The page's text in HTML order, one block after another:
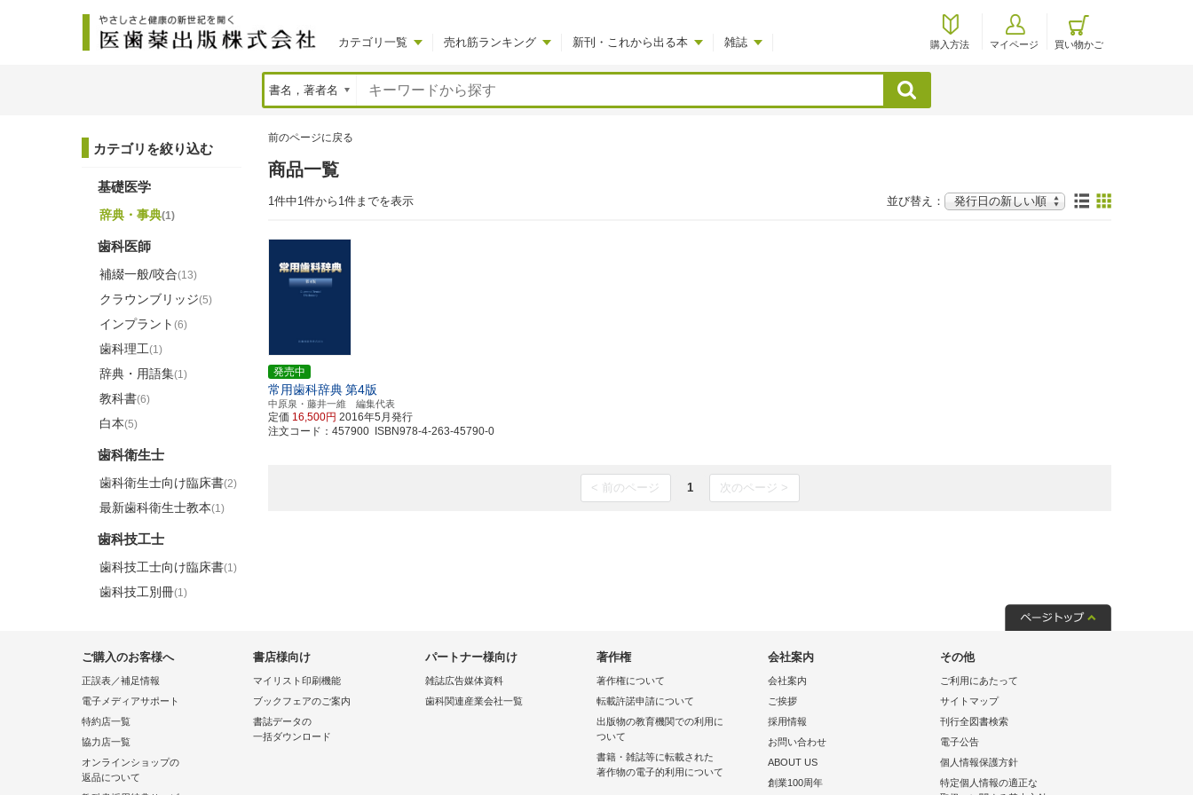
カテゴリ一覧 売れ筋ランキング 新刊・これから出る本 雑誌 購入方法 マイページ 買い物かご
検索
前のページに戻る
商品一覧
1件中1件から1件までを表示 並び替え：
発売中
常用歯科辞典第4版
中原泉・藤井一維 編集代表
定価 16,500円 2016年5月発行
注文コード：457900 ISBN978-4-263-45790-0
< 前のページ 1 次のページ >
カテゴリを絞り込む
基礎医学
辞典・事典(1)
歯科医師
補綴一般/咬合(13)
クラウンブリッジ(5)
インプラント (6)
歯科理工(1)
辞典・用語集(1)
教科書(6)
白本(5)
歯科衛生士
歯科衛生士向け臨床書(2)
最新歯科衛生士教本(1)
歯科技工士
歯科技工士向け臨床書(1)
歯科技工別冊(1)
ご購入のお客様へ
正誤表／補足情報
電子メディアサポート
特約店一覧
協力店一覧
オンラインショップの
返品について
書店様向け
マイリスト印刷機能
ブックフェアのご案内
書誌データの
一括ダウンロード
パートナー様向け
雑誌広告媒体資料
歯科関連産業会社一覧
著作権
著作権について
転載許諾申請について
出版物の教育機関での利用に
ついて
書籍・雑誌等に転載された
著作物の電子的利用について
会社案内
会社案内
ご挨拶
採用情報
お問い合わせ
ABOUT US
創業100周年
その他
ご利用にあたって
サイトマップ
刊行全図書検索
電子公告
個人情報保護方針
特定個人情報の適正な